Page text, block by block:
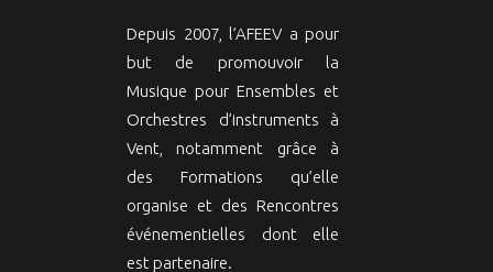
Depuis 2007, l’AFEEV a pour
but de promouvoir la
Musique pour Ensembles et
Orchestres d’instruments à
Vent, notamment grâce à
des Formations qu’elle
organise et des Rencontres
événementielles dont elle
est partenaire.